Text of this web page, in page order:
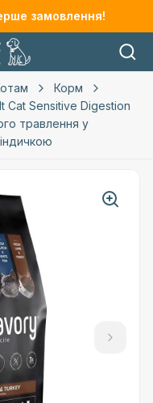
замовлення!
Корм
Cat Sensitive Digestion
травлення у